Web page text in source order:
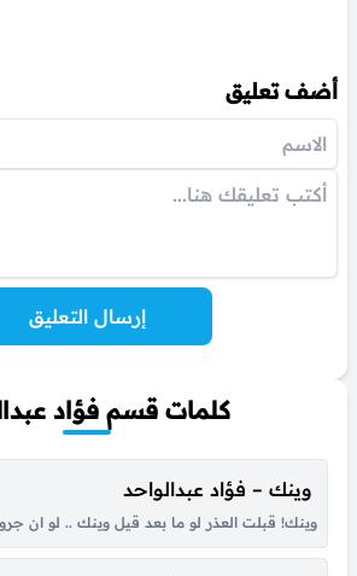
أضف تعليق
إرسال التعليق
كلمات قسم فؤاد
وينك – فؤاد عبدالواحد
وينك! قبلت العذر لو ما بعد قيل ‏وينك .. لو